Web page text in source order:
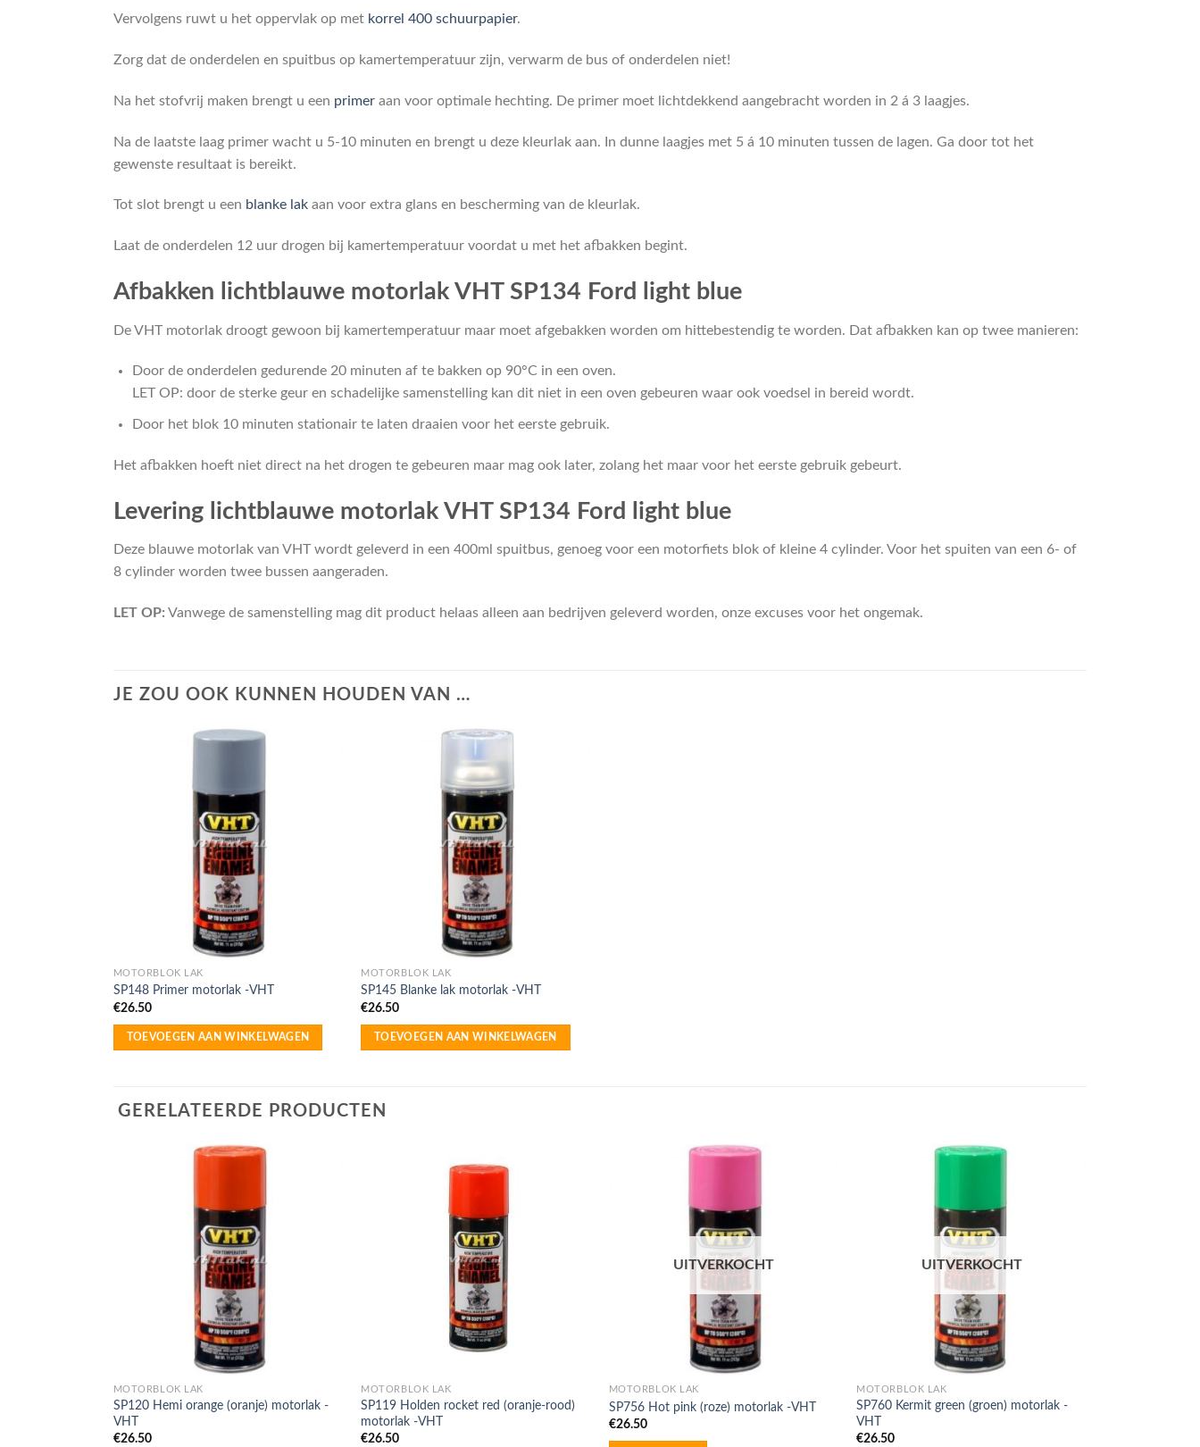
Vervolgens ruwt u het oppervlak op met korrel 400 schuurpapier.
Zorg dat de onderdelen en spuitbus op kamertemperatuur zijn, verwarm de bus of onderdelen niet!
Na het stofvrij maken brengt u een primer aan voor optimale hechting. De primer moet lichtdekkend aangebracht worden in 2 á 3 laagjes.
Na de laatste laag primer wacht u 5-10 minuten en brengt u deze kleurlak aan. In dunne laagjes met 5 á 10 minuten tussen de lagen. Ga door tot het
gewenste resultaat is bereikt.
Tot slot brengt u een blanke lak aan voor extra glans en bescherming van de kleurlak.
Laat de onderdelen 12 uur drogen bij kamertemperatuur voordat u met het afbakken begint.
Afbakken lichtblauwe motorlak VHT SP134 Ford light blue
De VHT motorlak droogt gewoon bij kamertemperatuur maar moet afgebakken worden om hittebestendig te worden. Dat afbakken kan op twee manieren:
Door de onderdelen gedurende 20 minuten af te bakken op 90°C in een oven.
LET OP: door de sterke geur en schadelijke samenstelling kan dit niet in een oven gebeuren waar ook voedsel in bereid wordt.
Door het blok 10 minuten stationair te laten draaien voor het eerste gebruik.
Het afbakken hoeft niet direct na het drogen te gebeuren maar mag ook later, zolang het maar voor het eerste gebruik gebeurt.
Levering lichtblauwe motorlak VHT SP134 Ford light blue
Deze blauwe motorlak van VHT wordt geleverd in een 400ml spuitbus, genoeg voor een motorfiets blok of kleine 4 cylinder. Voor het spuiten van een 6- of
8 cylinder worden twee bussen aangeraden.
LET OP: Vanwege de samenstelling mag dit product helaas alleen aan bedrijven geleverd worden, onze excuses voor het ongemak.
JE ZOU OOK KUNNEN HOUDEN VAN …
MOTORBLOK LAK
SP148 Primer motorlak -VHT
€26.50
TOEVOEGEN AAN WINKELWAGEN
MOTORBLOK LAK
SP145 Blanke lak motorlak -VHT
€26.50
TOEVOEGEN AAN WINKELWAGEN
GERELATEERDE PRODUCTEN
MOTORBLOK LAK
SP120 Hemi orange (oranje) motorlak -
VHT
€26.50
MOTORBLOK LAK
SP119 Holden rocket red (oranje-rood)
motorlak -VHT
€26.50
UITVERKOCHT
MOTORBLOK LAK
SP756 Hot pink (roze) motorlak -VHT
€26.50
UITVERKOCHT
MOTORBLOK LAK
SP760 Kermit green (groen) motorlak -
VHT
€26.50